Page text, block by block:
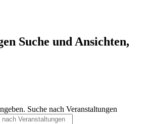
Suche und Ansichten,
Suche nach Veranstaltungen